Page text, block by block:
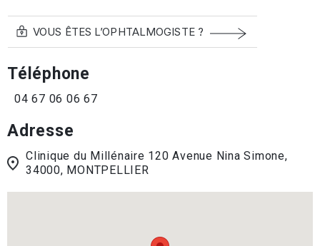
VOUS ÊTES L’OPHTALMOGISTE ?
Téléphone
04 67 06 06 67
Adresse
Clinique du Millénaire 120 Avenue Nina Simone,
34000, MONTPELLIER